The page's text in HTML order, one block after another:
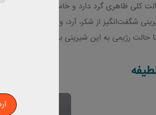
کلی ظاهری گرد دارد و خامه درون آن نیز
شگفت‌انگیز از شکر، آرد، وانیل، تخم مرغ
حالت رژیمی به این شیرینی بدهند.